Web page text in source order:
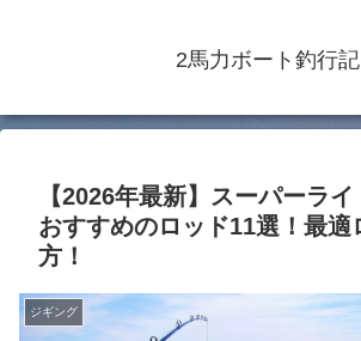
2馬力ボート釣行記
【2026年最新】スーパーラ
おすすめのロッド11選！最適
方！
ジギング